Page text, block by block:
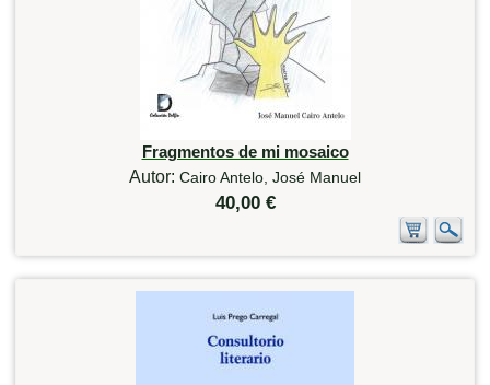
Fragmentos de mi mosaico
Autor: Cairo Antelo, José Manuel
40,00 €